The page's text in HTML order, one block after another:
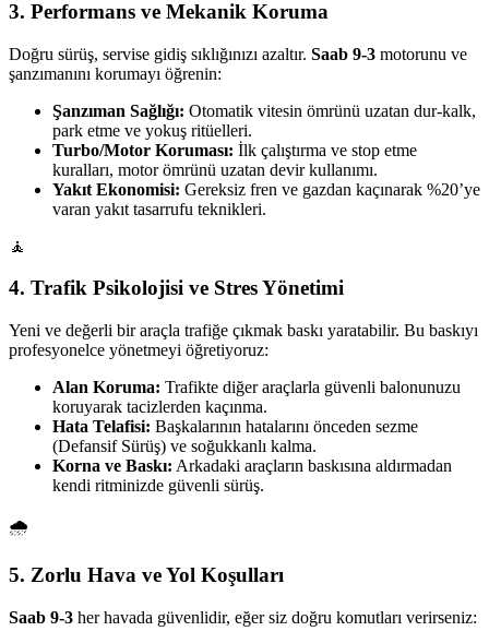
3. Performans ve Mekanik Koruma
Doğru sürüş, servise gidiş sıklığınızı azaltır. Saab 9-3 motorunu ve
şanzımanını korumayı öğrenin:
Şanzıman Sağlığı: Otomatik vitesin ömrünü uzatan dur-kalk,
park etme ve yokuş ritüelleri.
Turbo/Motor Koruması: İlk çalıştırma ve stop etme
kuralları, motor ömrünü uzatan devir kullanımı.
Yakıt Ekonomisi: Gereksiz fren ve gazdan kaçınarak %20’ye
varan yakıt tasarrufu teknikleri.
🧘
4. Trafik Psikolojisi ve Stres Yönetimi
Yeni ve değerli bir araçla trafiğe çıkmak baskı yaratabilir. Bu baskıyı
profesyonelce yönetmeyi öğretiyoruz:
Alan Koruma: Trafikte diğer araçlarla güvenli balonunuzu
koruyarak tacizlerden kaçınma.
Hata Telafisi: Başkalarının hatalarını önceden sezme
(Defansif Sürüş) ve soğukkanlı kalma.
Korna ve Baskı: Arkadaki araçların baskısına aldırmadan
kendi ritminizde güvenli sürüş.
🌧️
5. Zorlu Hava ve Yol Koşulları
Saab 9-3 her havada güvenlidir, eğer siz doğru komutları verirseniz: